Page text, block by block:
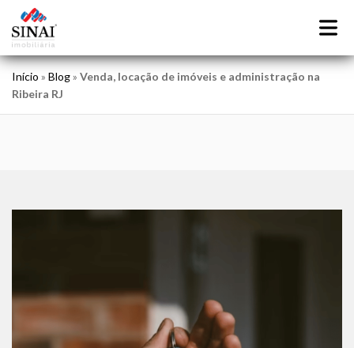
Início » Blog» Venda, locação de imóveis e administração na
Ribeira RJ